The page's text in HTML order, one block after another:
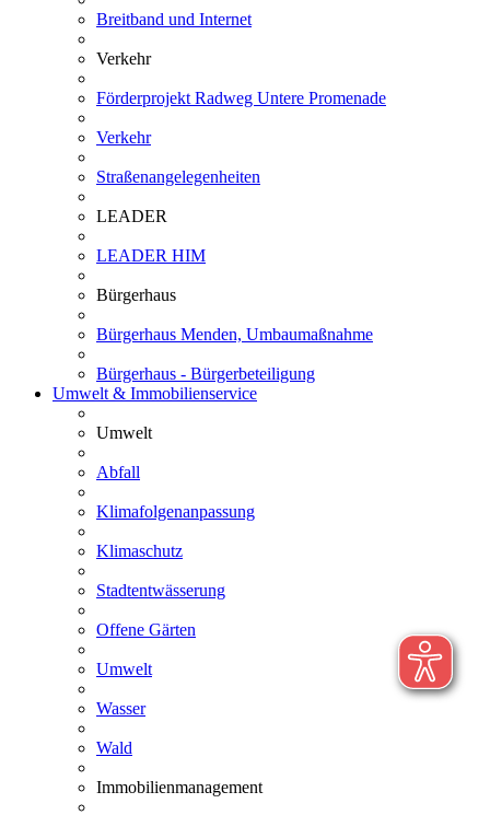
Breitband und Internet
Verkehr
Förderprojekt Radweg Untere Promenade
Verkehr
Straßenangelegenheiten
LEADER
LEADER HIM
Bürgerhaus
Bürgerhaus Menden, Umbaumaßnahme
Bürgerhaus - Bürgerbeteiligung
Umwelt & Immobilienservice
Umwelt
Abfall
Klimafolgenanpassung
Klimaschutz
Stadtentwässerung
Offene Gärten
Umwelt
Wasser
Wald
Immobilienmanagement